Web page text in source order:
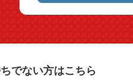
でない方はこちら